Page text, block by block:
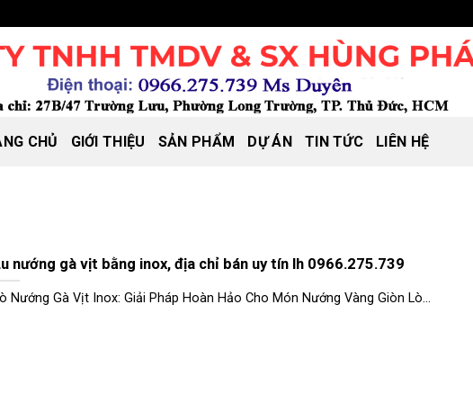
CHỦ GIỚI THIỆU SẢN PHẨM DỰ ÁN TIN TỨC LIÊN HỆ
nướng gà vịt bằng inox, địa chỉ bán uy tín lh 0966.275.739
Nướng Gà Vịt Inox: Giải Pháp Hoàn Hảo Cho Món Nướng Vàng Giòn Lò...